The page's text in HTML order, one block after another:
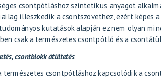
csontpótláshoz szintetikus anyagot
illeszkedik a csontszövethez, ezért képes
kutatások alapján ez nem olyan
csak a természetes csontpótló és a
csontblokk átültetés
természetes csontpótláshoz kapcsolódik a